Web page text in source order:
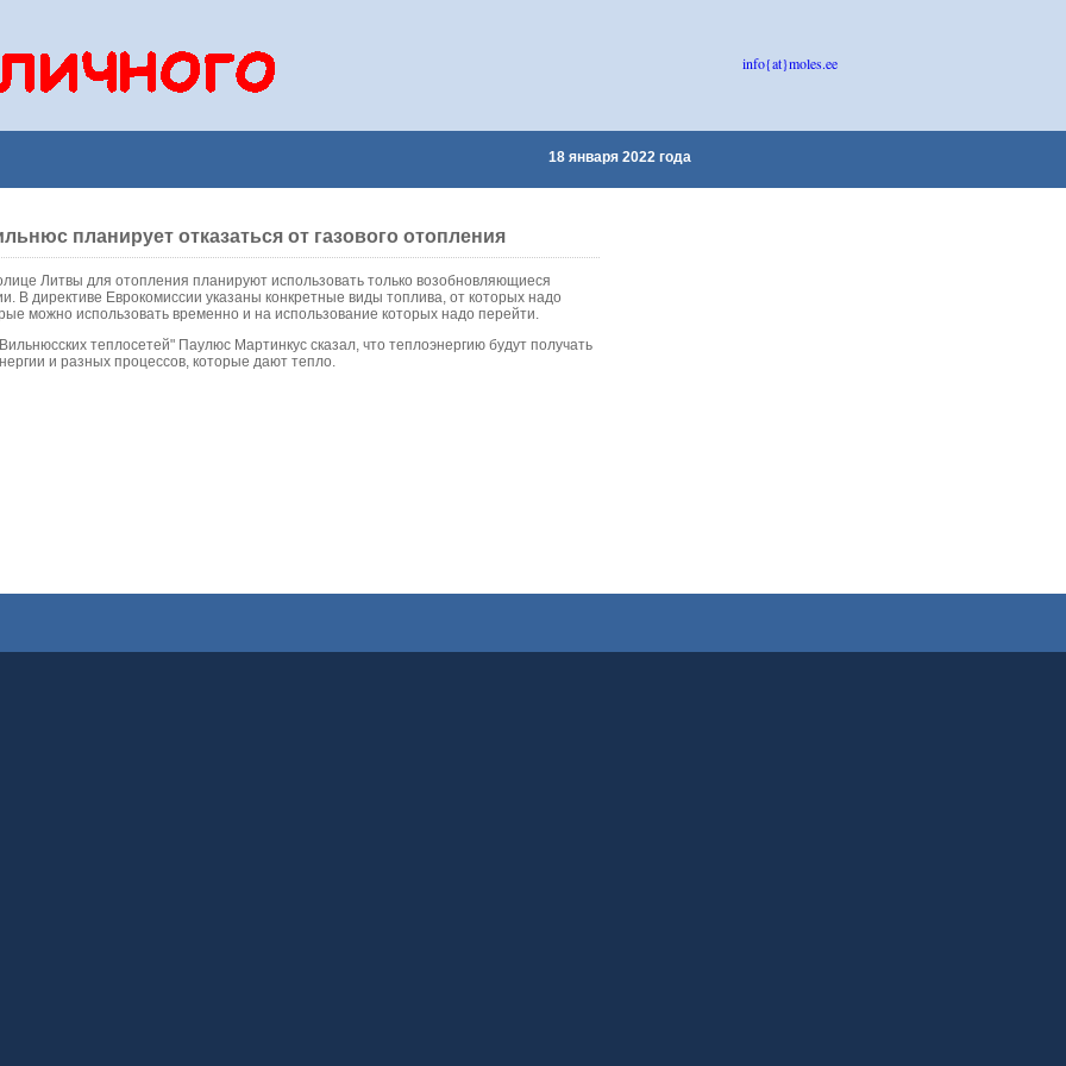
info{at}moles.ee
18 января 2022 года
планирует отказаться от газового отопления
Литвы для отопления планируют использовать только возобновляющиеся
В директиве Еврокомиссии указаны конкретные виды топлива, от которых надо
можно использовать временно и на использование которых надо перейти.
теплосетей" Паулюс Мартинкус сказал, что теплоэнергию будут получать
и разных процессов, которые дают тепло.